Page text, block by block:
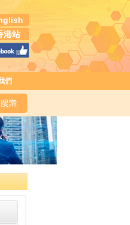
港站
們